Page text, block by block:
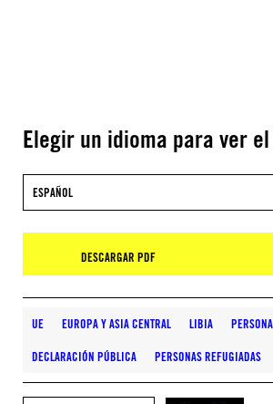
Elegir un idioma para ver
ESPAÑOL
DESCARGAR PDF
UE EUROPA Y ASIA CENTRAL LIBIA
DECLARACIÓN PÚBLICA PERSONAS REFUGIADAS